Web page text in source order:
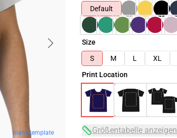
blank template
Default
Size
S
M L XL
Print Location
Größentabelle anzeigen